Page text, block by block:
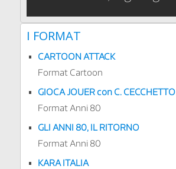
I FORMAT
CARTOON ATTACK
Format Cartoon
GIOCA JOUER con C. CECCHETTO
Format Anni 80
GLI ANNI 80, IL RITORNO
Format Anni 80
KARA ITALIA